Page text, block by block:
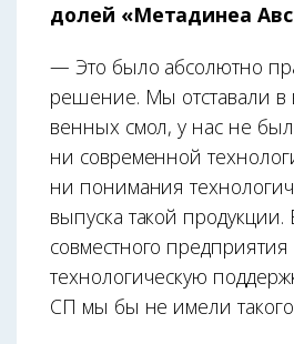
долей «Метадинеа
— Это было абсолютно
решение. Мы отставали в
венных смол, у нас не
ни современной
ни понимания
выпуска такой продукции.
совместного
технологическую
СП мы бы не имели